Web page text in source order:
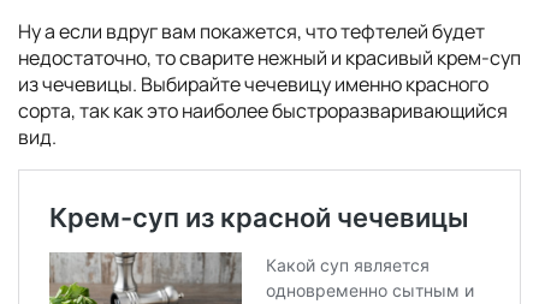
Ну а если вдруг вам покажется, что тефтелей будет
недостаточно, то сварите нежный и красивый крем-суп
из чечевицы. Выбирайте чечевицу именно красного
сорта, так как это наиболее быстроразваривающийся
вид.